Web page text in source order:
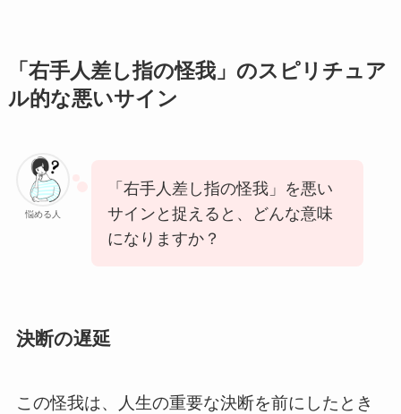
「右手人差し指の怪我」のスピリチュア
ル的な悪いサイン
悩める人
「右手人差し指の怪我」を悪い
サインと捉えると、どんな意味
になりますか？
決断の遅延
この怪我は、人生の重要な決断を前にしたとき